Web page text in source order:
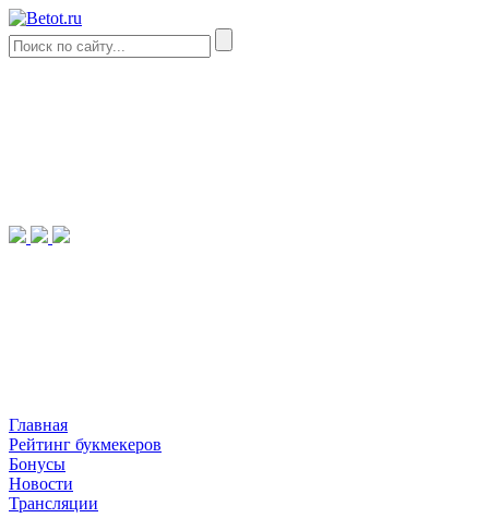
Главная
Рейтинг букмекеров
Бонусы
Новости
Трансляции